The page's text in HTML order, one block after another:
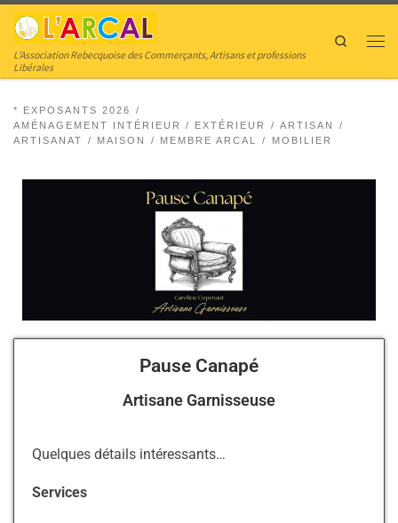
Skip to content
L’Association Rebecquoise des Commerçants, Artisans et professions
Libérales
Search
* EXPOSANTS 2026
AMÉNAGEMENT INTÉRIEUR / EXTÉRIEUR
ARTISAN
ARTISANAT
MAISON MEMBRE ARCAL MOBILIER
Pause Canapé
Artisane Garnisseuse
Quelques détails intéressants…
Services